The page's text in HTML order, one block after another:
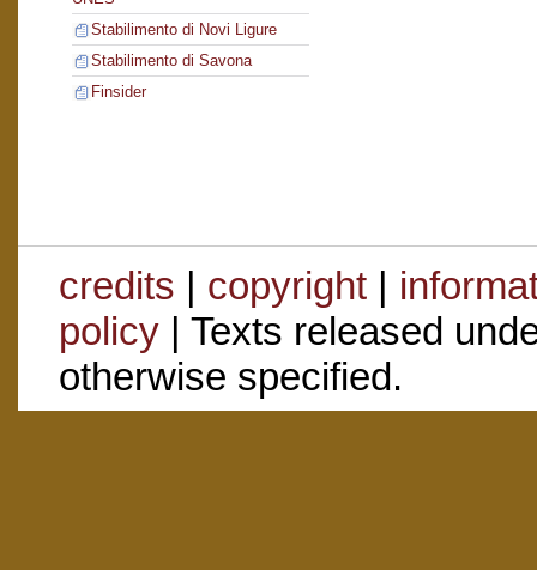
Stabilimento di Novi Ligure
Stabilimento di Savona
Finsider
credits | copyright|
policy| Texts released
otherwise specified.